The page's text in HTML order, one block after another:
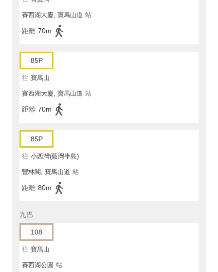
賽西湖大廈, 寶馬山道 站
距離 70m
85P
往 寶馬山
賽西湖大廈, 寶馬山道 站
距離 70m
85P
往 小西灣(藍灣半島)
豐林閣, 寶馬山道 站
距離 80m
九巴
108
往 寶馬山
賽西湖公園 站